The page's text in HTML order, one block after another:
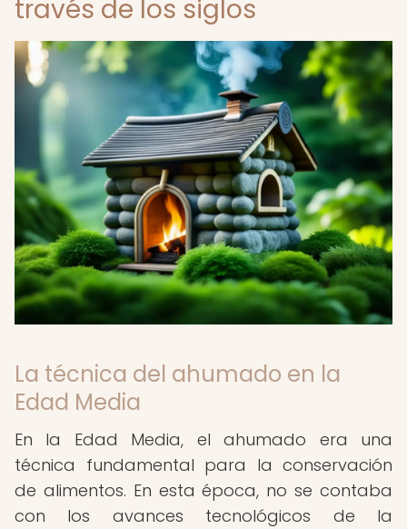
través de los siglos
La técnica del ahumado en la
Edad Media
En la Edad Media, el ahumado era una
técnica fundamental para la conservación
de alimentos. En esta época, no se contaba
con los avances tecnológicos de la